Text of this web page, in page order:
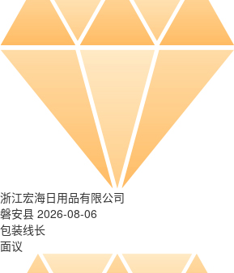
浙江宏海日用品有限公司
磐安县 2026-08-06
包装线长
面议